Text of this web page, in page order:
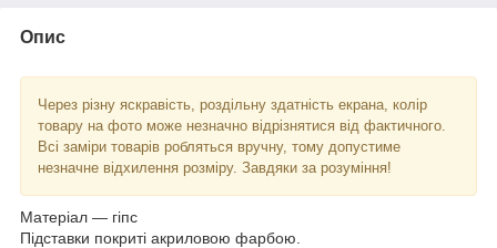
Опис
Через різну яскравість, роздільну здатність екрана, колір
товару на фото може незначно відрізнятися від фактичного.
Всі заміри товарів робляться вручну, тому допустиме
незначне відхилення розміру. Завдяки за розуміння!
Матеріал — гіпс
Підставки покриті акриловою фарбою.